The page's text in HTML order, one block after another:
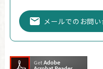
メールでのお問